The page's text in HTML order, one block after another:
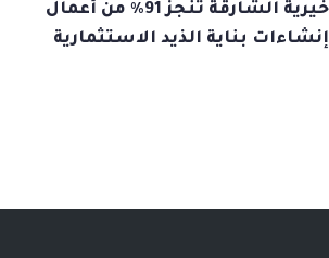
خيرية الشارقة تنجز 91% من أعمال
إنشاءات بناية الذيد الاستثمارية